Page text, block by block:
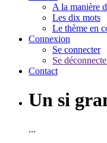
A la manière
Les dix mots
Le thème en
Connexion
Se connecter
Se
Contact
Un si
...